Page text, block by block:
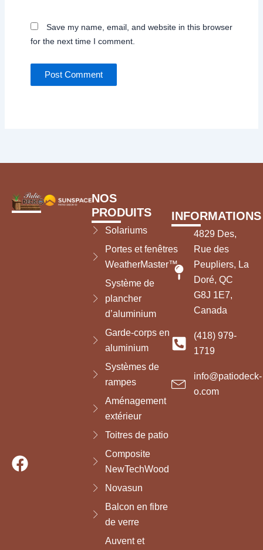
Save my name, email, and website in this browser
for the next time I comment.
NOS
PRODUITS
Solariums
Portes et fenêtres
WeatherMaster™
Système de
plancher
d’aluminium
Garde-corps en
aluminium
Systèmes de
rampes
Aménagement
extérieur
Toitres de patio
Composite
NewTechWood
Novasun
Balcon en fibre
de verre
Auvent et
INFORMATIONS
4829 Des,
Rue des
Peupliers, La
Doré, QC
G8J 1E7,
Canada
(418) 979-
1719
info@patiodeck-
o.com